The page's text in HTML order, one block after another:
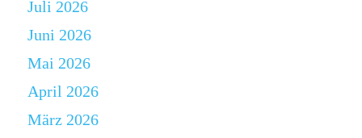
Juli 2026
Juni 2026
Mai 2026
April 2026
März 2026